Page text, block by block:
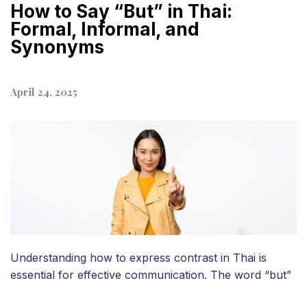
How to Say “But” in Thai:
Formal, Informal, and
Synonyms
April 24, 2025
Understanding how to express contrast in Thai is
essential for effective communication. The word “but”